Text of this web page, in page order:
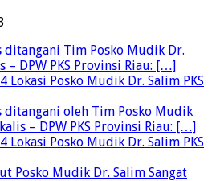
ditangani Tim Posko Mudik Dr.
– DPW PKS Provinsi Riau: […]
Lokasi Posko Mudik Dr. Salim PKS
ditangani oleh Tim Posko Mudik
– DPW PKS Provinsi Riau: […]
Lokasi Posko Mudik Dr. Salim PKS
Posko Mudik Dr. Salim Sangat